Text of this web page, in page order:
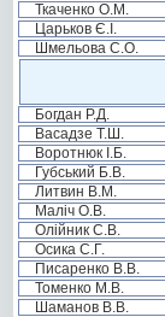
Ткаченко О.М.
Царьков Є.І.
Шмельова С.О.
Богдан Р.Д.
Васадзе Т.Ш.
Воротнюк І.Б.
Губський Б.В.
Литвин В.М.
Маліч О.В.
Олійник С.В.
Осика С.Г.
Писаренко В.В.
Томенко М.В.
Шаманов В.В.